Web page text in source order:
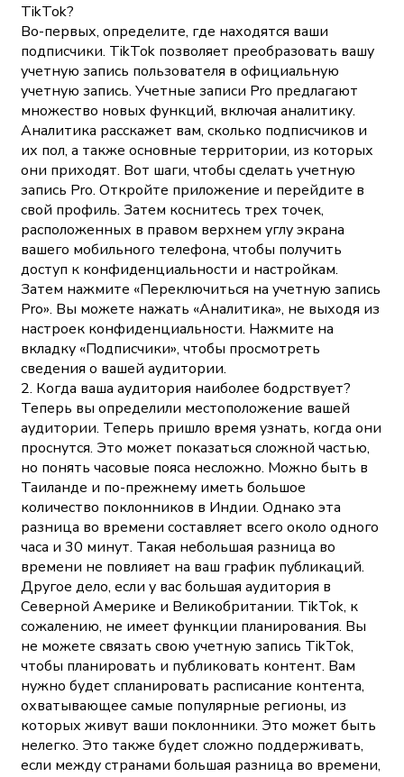
TikTok?
Во-первых, определите, где находятся ваши
подписчики. TikTok позволяет преобразовать вашу
учетную запись пользователя в официальную
учетную запись. Учетные записи Pro предлагают
множество новых функций, включая аналитику.
Аналитика расскажет вам, сколько подписчиков и
их пол, а также основные территории, из которых
они приходят. Вот шаги, чтобы сделать учетную
запись Pro. Откройте приложение и перейдите в
свой профиль. Затем коснитесь трех точек,
расположенных в правом верхнем углу экрана
вашего мобильного телефона, чтобы получить
доступ к конфиденциальности и настройкам.
Затем нажмите «Переключиться на учетную запись
Pro». Вы можете нажать «Аналитика», не выходя из
настроек конфиденциальности. Нажмите на
вкладку «Подписчики», чтобы просмотреть
сведения о вашей аудитории.
2. Когда ваша аудитория наиболее бодрствует?
Теперь вы определили местоположение вашей
аудитории. Теперь пришло время узнать, когда они
проснутся. Это может показаться сложной частью,
но понять часовые пояса несложно. Можно быть в
Таиланде и по-прежнему иметь большое
количество поклонников в Индии. Однако эта
разница во времени составляет всего около одного
часа и 30 минут. Такая небольшая разница во
времени не повлияет на ваш график публикаций.
Другое дело, если у вас большая аудитория в
Северной Америке и Великобритании. TikTok, к
сожалению, не имеет функции планирования. Вы
не можете связать свою учетную запись TikTok,
чтобы планировать и публиковать контент. Вам
нужно будет спланировать расписание контента,
охватывающее самые популярные регионы, из
которых живут ваши поклонники. Это может быть
нелегко. Это также будет сложно поддерживать,
если между странами большая разница во времени,